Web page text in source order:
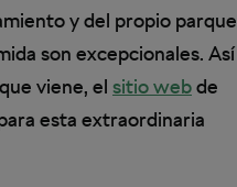
y del propio parque
son excepcionales. Así
viene, el sitio webde
esta extraordinaria